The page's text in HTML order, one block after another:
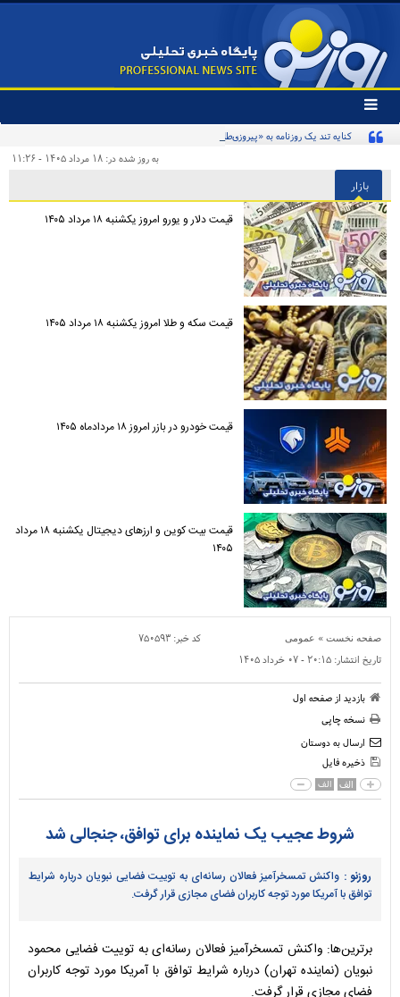
تغییر
وضعیت
منوی
ها
کنایه تند یک روزنامه به «پیروزی‌طلبان زودهنگام» و مخاطبان اینترنشنال
به روز شده در: ۱۸ مرداد ۱۴۰۵ - ۱۱:۲۶
بازار
قیمت دلار و یورو امروز یکشنبه ۱۸ مرداد ۱۴۰۵
قیمت سکه و طلا امروز یکشنبه ۱۸ مرداد ۱۴۰۵
قیمت خودرو در بازر امروز ۱۸ مردادماه ۱۴۰۵
قیمت بیت کوین و ارز‌های دیجیتال یکشنبه ۱۸ مرداد
۱۴۰۵
صفحه نخست » عمومی کد خبر: ۷۵۰۵۹۳
تاریخ انتشار: ۲۰:۱۵ - ۰۷ خرداد ۱۴۰۵
بازدید از صفحه اول
نسخه چاپی
ارسال به دوستان
ذخیره فایل
الف الف
شروط عجیب یک نماینده برای توافق، جنجالی شد
روزنو : واکنش تمسخرآمیز فعالان رسانه‌ای به توییت فضایی نبویان درباره شرایط
توافق با آمریکا مورد توجه کاربران فضای مجازی قرار گرفت.
برترین‌ها: واکنش تمسخرآمیز فعالان رسانه‌ای به توییت فضایی محمود
نبویان (نماینده تهران) درباره شرایط توافق با آمریکا مورد توجه کاربران